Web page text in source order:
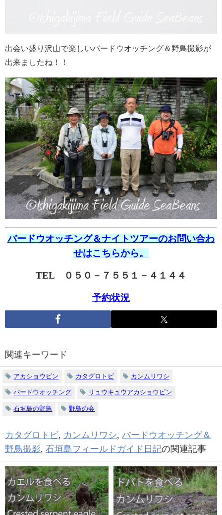
出会い盛り沢山で楽しいバードウオッチング＆野鳥撮影が
出来ましたね！！
バードウオッチング＆ナイトツアーのお問い合わ
せはこちらから。
TEL ０５０－７５５１－４１４４
予約状況
関連キーワード
アカショウビン カタグロトビ カンムリワシ
バードウオッチング リュウキュウアカショウビン
石垣島の野鳥 野鳥の会
カタグロトビ, カンムリワシ, バードウオッチング＆
野鳥撮影, 石垣島フィールドガイド日記の関連記事